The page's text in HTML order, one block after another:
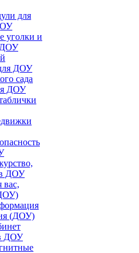
для
уголки и
ДОУ
ДОУ
сада
ДОУ
ДОУ
(ДОУ)
ДОУ